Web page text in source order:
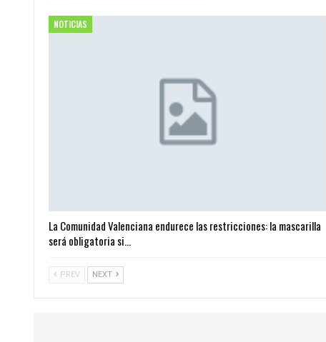
NOTICIAS
La Comunidad Valenciana endurece las restricciones: la mascarilla
será obligatoria si…
PREV NEXT